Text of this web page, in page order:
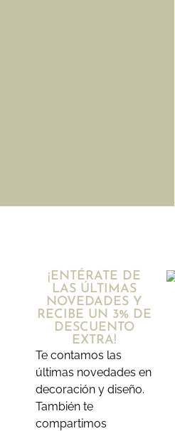
¡ENTÉRATE DE
LAS ÚLTIMAS
NOVEDADES Y
RECIBE UN 3% DE
DESCUENTO
EXTRA!
Te contamos las
últimas novedades en
decoración y diseño.
También te
compartimos